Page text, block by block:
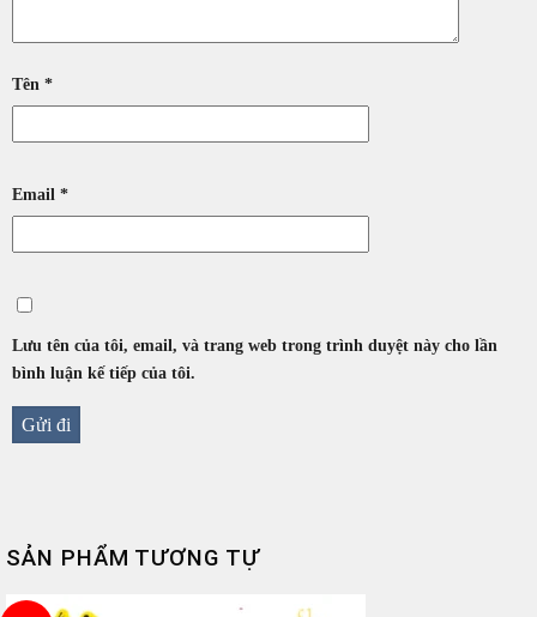
Tên *
Email *
Lưu tên của tôi, email, và trang web trong trình duyệt này cho lần
bình luận kế tiếp của tôi.
SẢN PHẨM TƯƠNG TỰ